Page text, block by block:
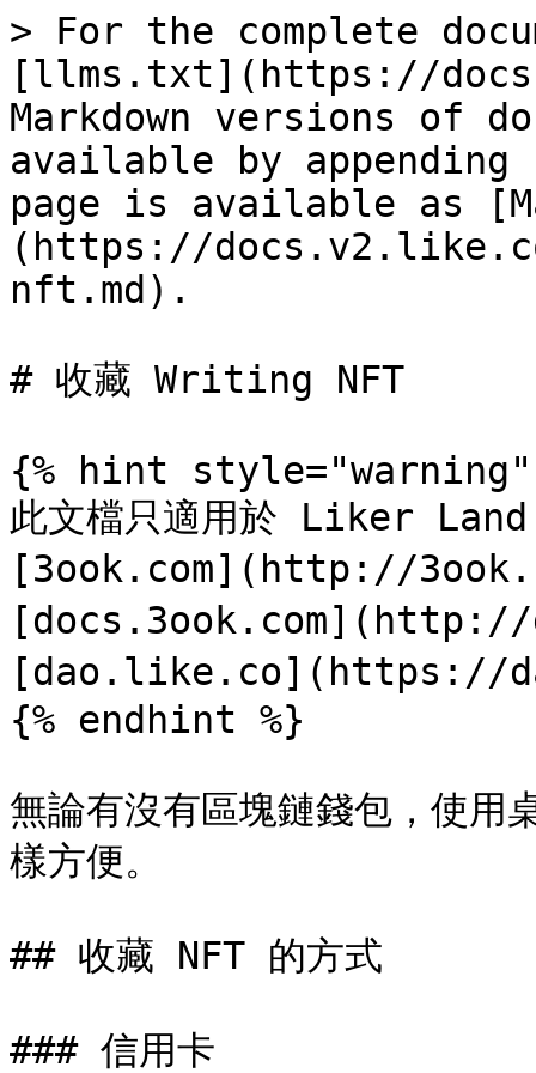
> For the complete
[llms.txt](https://
Markdown versions of
available by
page is available as
(https://
nft.md).
# 收藏 Writing NFT
{% hint style="warning"
此文檔只適用於 Liker
[3ook.com](http://
[docs.3ook.com](http://
[dao.like.co](https://
{% endhint %}
無論有沒有區塊鏈錢包，使
樣方便。
## 收藏 NFT 的方式
### 信用卡